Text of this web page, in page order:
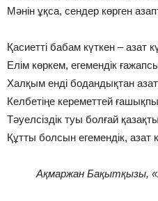
Мәнін ұқса, сендер көрген
Қасиетті бабам күткен – азат
Елім көркем, егемендік
Халқым енді бодандықтан
Келбетіңе кереметтей
Тәуелсіздік туы болғай
Құтты болсын егемендік, азат
Ақмаржан Бақытқызы,